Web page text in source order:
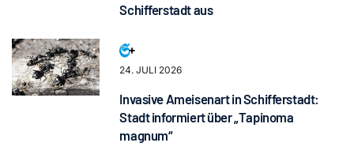
Schifferstadt aus
24. JULI 2026
Invasive Ameisenart in Schifferstadt:
Stadt informiert über „Tapinoma
magnum“